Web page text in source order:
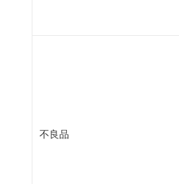
不良品